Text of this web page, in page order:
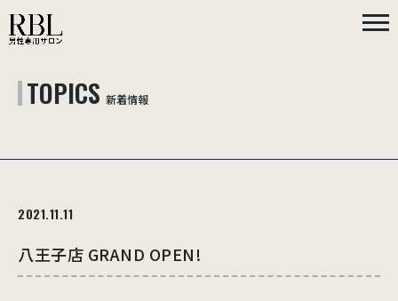
TOPICS 新着情報
2021.11.11
八王子店 GRAND OPEN!